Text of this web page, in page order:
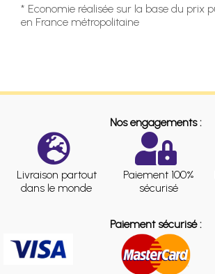
* Economie réalisée sur la base du prix
en France métropolitaine
Nos engagements :
Livraison partout
dans le monde
Paiement 100%
sécurisé
Paiement sécurisé :